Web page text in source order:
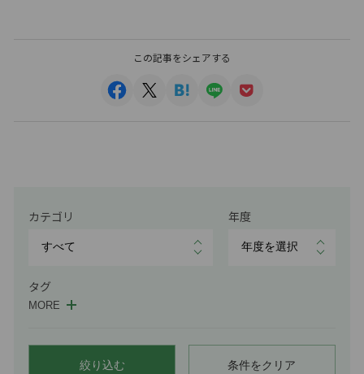
この記事をシェアする
カテゴリ 年度
タグ
MORE
絞り込む 条件をクリア